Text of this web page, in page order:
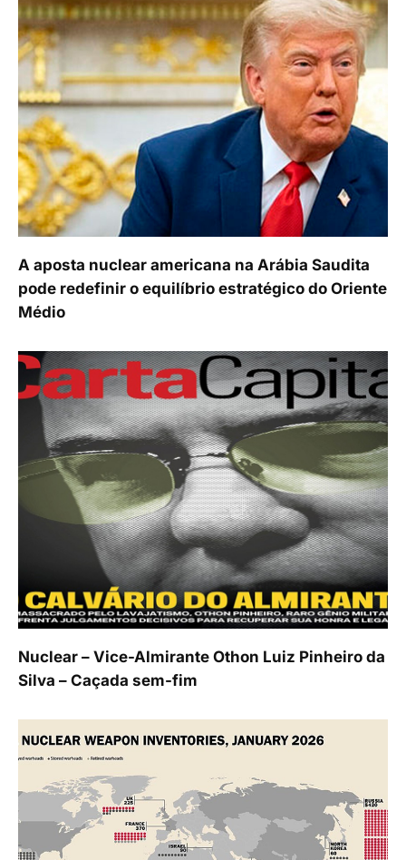
A aposta nuclear americana na Arábia Saudita
pode redefinir o equilíbrio estratégico do Oriente
Médio
Nuclear – Vice-Almirante Othon Luiz Pinheiro da
Silva – Caçada sem-fim